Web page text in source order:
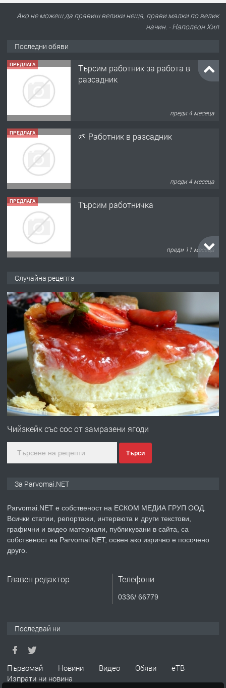
Ако не можеш да правиш велики неща, прави малки по велик
начин. - Наполеон Хил
Последни обяви
ПРЕДЛАГА
Търсим работник за работа в
разсадник
преди 4 месеца
ПРЕДЛАГА 🌱 Работник в разсадник
преди 4 месеца
ПРЕДЛАГА Търсим работничка
преди 11 месеца
преди 1 година
ПРЕДЛАГА Работа за общи работници
преди 1 година
ПРЕДЛАГА
Първи поход "По стъпките на Ангел
преди 1 година
ПРЕДЛАГА Уроци по Математика
ТЪРСИ Търсим работник
Случайна рецепта
Чийзкейк със сос от замразени ягоди
Търси
За Parvomai.NET
Parvomai.NET е собственост на ЕСКОМ МЕДИА ГРУП ООД.
Всички статии, репортажи, интервюта и други текстови,
графични и видео материали, публикувани в сайта, са
собственост на Parvomai.NET, освен ако изрично е посочено
друго.
Главен редактор Телефони
0336/ 66779
Последвай ни
Първомай Новини Видео Обяви
еТВ
Изпрати ни новина